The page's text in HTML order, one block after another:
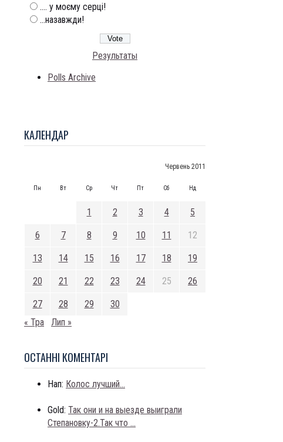
.... у моєму серці!
...назавжди!
Результаты
Polls Archive
КАЛЕНДАР
Червень 2011
Пн Вт Ср Чт Пт Сб Нд
1 2 3 4 5
6 7 8 9 10 11 12
13 14 15 16 17 18 19
20 21 22 23 24 25 26
27 28 29
30
« Тра
Лип »
ОСТАННI КОМЕНТАРI
Нап: Колос лучший...
Gold: Так они и на выезде выиграли
Степановку-2.Так что ...